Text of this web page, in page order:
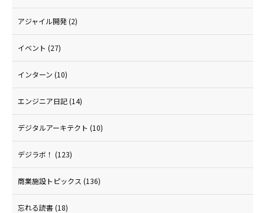
アジャイル開発(2)
イベント (27)
インターン (10)
エンジニア日記(14)
デジタルアーキテクト (10)
デジラボ！ (123)
商業施設トピックス (136)
忘れる読書(18)